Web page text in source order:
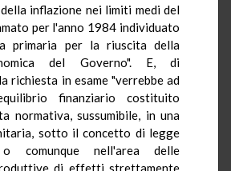
inflazione nei limiti medi del
per l'anno 1984 individuato
primaria per la riuscita della
del Governo". E, di
richiesta in esame "verrebbe ad
finanziario costituito
normativa, sussumibile, in una
sotto il concetto di legge
comunque nell'area delle
di effetti strettamente